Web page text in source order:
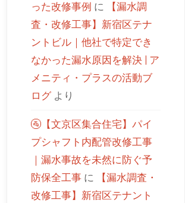
った改修事例 に
【漏水調
査・改修工事】新宿区テナ
ントビル｜他社で特定でき
なかった漏水原因を解決 | ア
メニティ・プラスの活動ブ
ログより
🚰【文京区集合住宅】パイ
プシャフト内配管改修工事
｜漏水事故を未然に防ぐ予
防保全工事 に
【漏水調査・
改修工事】新宿区テナント